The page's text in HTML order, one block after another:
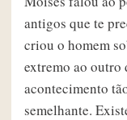
antigos que te
criou o homem
extremo ao outro
acontecimento
semelhante.